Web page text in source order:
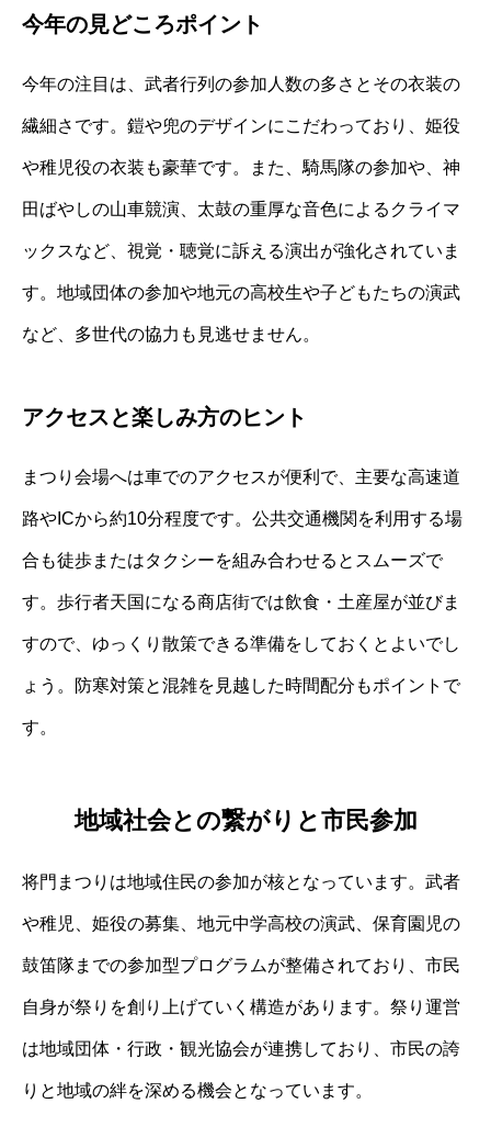
今年の見どころポイント
今年の注目は、武者行列の参加人数の多さとその衣装の
繊細さです。鎧や兜のデザインにこだわっており、姫役
や稚児役の衣装も豪華です。また、騎馬隊の参加や、神
田ばやしの山車競演、太鼓の重厚な音色によるクライマ
ックスなど、視覚・聴覚に訴える演出が強化されていま
す。地域団体の参加や地元の高校生や子どもたちの演武
など、多世代の協力も見逃せません。
アクセスと楽しみ方のヒント
まつり会場へは車でのアクセスが便利で、主要な高速道
路やICから約10分程度です。公共交通機関を利用する場
合も徒歩またはタクシーを組み合わせるとスムーズで
す。歩行者天国になる商店街では飲食・土産屋が並びま
すので、ゆっくり散策できる準備をしておくとよいでし
ょう。防寒対策と混雑を見越した時間配分もポイントで
す。
地域社会との繋がりと市民参加
将門まつりは地域住民の参加が核となっています。武者
や稚児、姫役の募集、地元中学高校の演武、保育園児の
鼓笛隊までの参加型プログラムが整備されており、市民
自身が祭りを創り上げていく構造があります。祭り運営
は地域団体・行政・観光協会が連携しており、市民の誇
りと地域の絆を深める機会となっています。